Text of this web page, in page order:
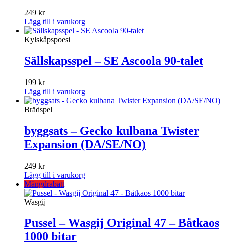
249 kr
Lägg till i varukorg
Kylskåpspoesi
Sällskapsspel – SE Ascoola 90-talet
199 kr
Lägg till i varukorg
Brädspel
byggsats – Gecko kulbana Twister
Expansion (DA/SE/NO)
249 kr
Lägg till i varukorg
Mängdrabatt
Wasgij
Pussel – Wasgij Original 47 – Båtkaos
1000 bitar